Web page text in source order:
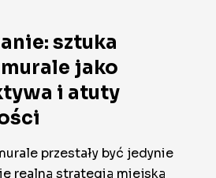
sztuka
jako
i atuty
przestały być jedynie
realną strategią miejską